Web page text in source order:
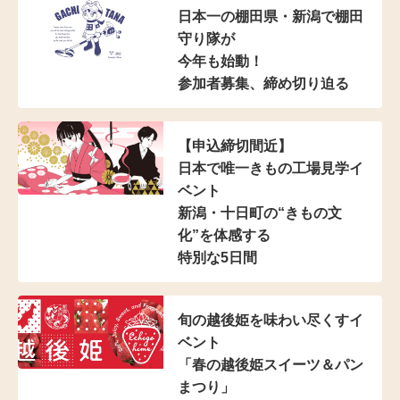
日本一の棚田県・新潟で棚田
守り隊が
今年も始動！
参加者募集、締め切り迫る
【申込締切間近】
日本で唯一きもの工場見学イ
ベント
新潟・十日町の“きもの文
化”を体感する
特別な5日間
旬の越後姫を味わい尽くすイ
ベント
「春の越後姫スイーツ＆パン
まつり」